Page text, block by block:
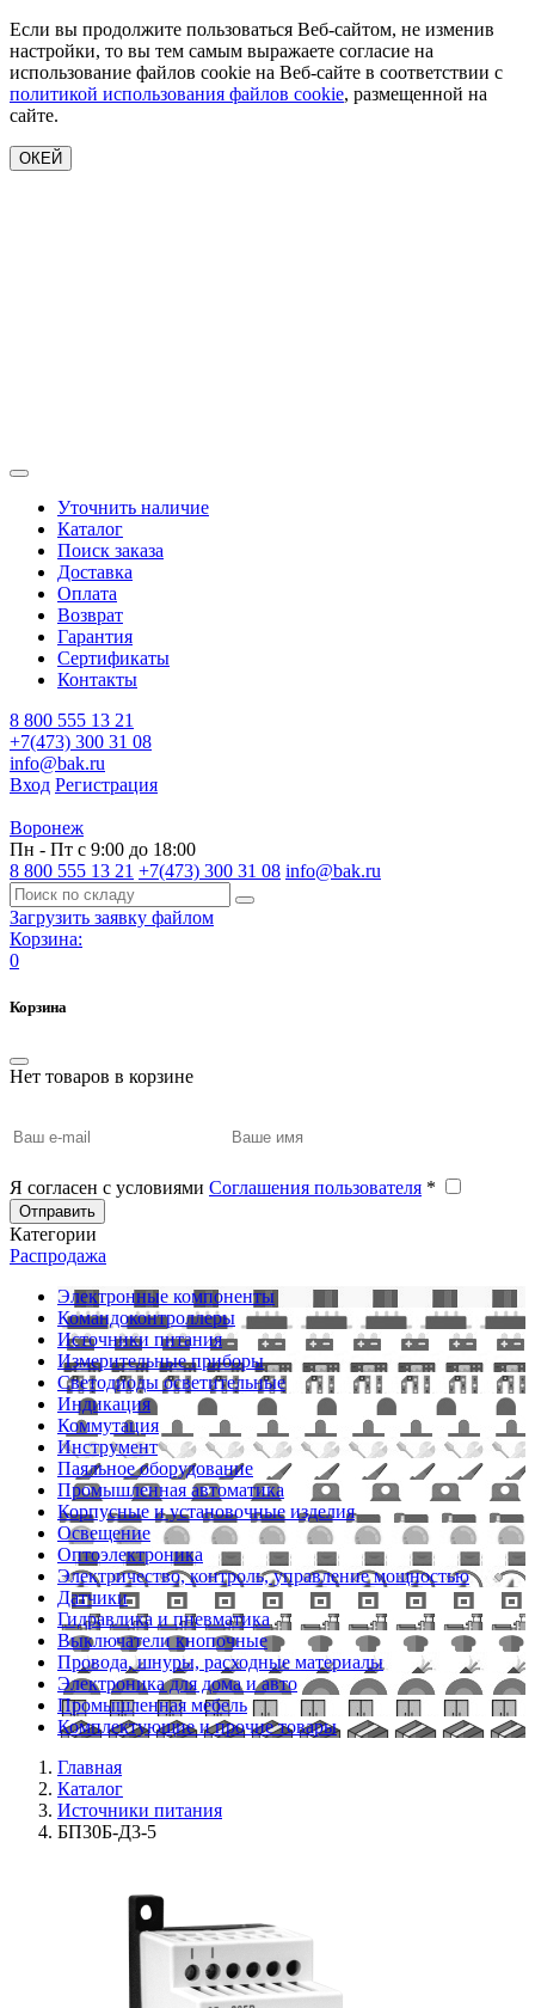
Если вы продолжите пользоваться Веб-сайтом, не изменив
настройки, то вы тем самым выражаете согласие на
использование файлов cookie на Веб-сайте в соответствии с
политикой использования файлов cookie, размещенной на
сайте.
ОКЕЙ
Уточнить наличие
Каталог
Поиск заказа
Доставка
Оплата
Возврат
Гарантия
Сертификаты
Контакты
8 800 555 13 21
+7(473) 300 31 08
info@bak.ru
Вход Регистрация
Воронеж
Пн - Пт с 9:00 до 18:00
8 800 555 13 21 +7(473) 300 31 08 info@bak.ru
Загрузить заявку файлом
Корзина:
0
Корзина
Нет товаров в корзине
Я согласен с условиями Соглашения пользователя *
Отправить
Категории
Распродажа
Электронные компоненты
Командоконтроллеры
Источники питания
Измерительные приборы
Светодиоды осветительные
Индикация
Коммутация
Инструмент
Паяльное оборудование
Промышленная автоматика
Корпусные и установочные изделия
Освещение
Оптоэлектроника
Электричество, контроль, управление мощностью
Датчики
Гидравлика и пневматика
Выключатели кнопочные
Провода, шнуры, расходные материалы
Электроника для дома и авто
Промышленная мебель
Комплектующие и прочие товары
Главная
Каталог
Источники питания
БП30Б-Д3-5